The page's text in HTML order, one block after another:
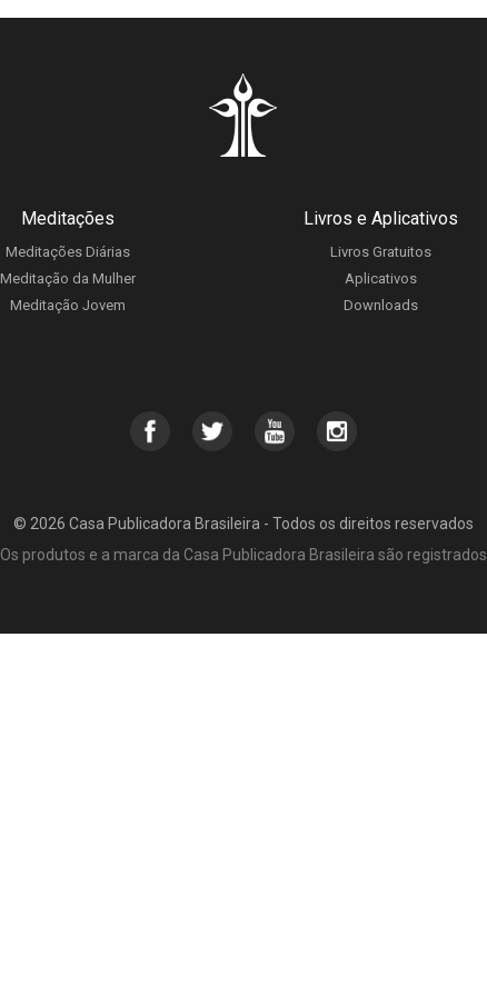
Meditações
Meditações Diárias
Meditação da Mulher
Meditação Jovem
Livros e Aplicativos
Livros Gratuitos
Aplicativos
Downloads
© 2026 Casa Publicadora Brasileira - Todos os direitos reservados
Os produtos e a marca da Casa Publicadora Brasileira são registrados